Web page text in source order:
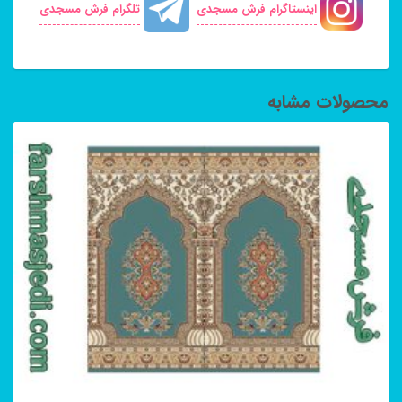
اینستاگرام فرش مسجدی تلگرام فرش مسجدی
محصولات مشابه